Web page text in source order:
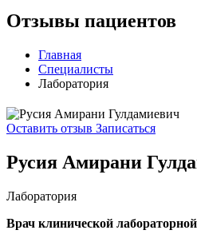
Отзывы пациентов
Главная
Специалисты
Лаборатория
Оставить отзыв Записаться
Русия Амирани
Лаборатория
Врач клинической